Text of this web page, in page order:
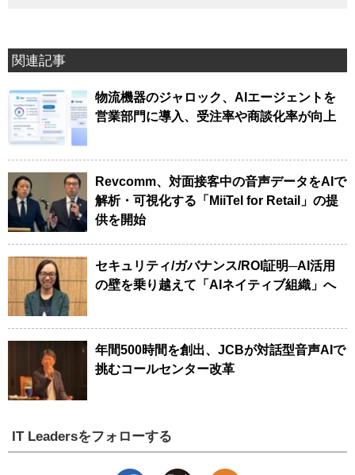
関連記事
物流機器のジャロック、AIエージェントを
営業部門に導入、受注率や商談化率が向上
Revcomm、対面接客中の音声データをAIで
解析・可視化する「MiiTel for Retail」の提
供を開始
セキュリティ/ガバナンス/ROI証明─AI活用
の壁を乗り越えて「AIネイティブ組織」へ
年間500時間を創出、JCBが対話型音声AIで
挑むコールセンター改革
IT Leadersをフォローする